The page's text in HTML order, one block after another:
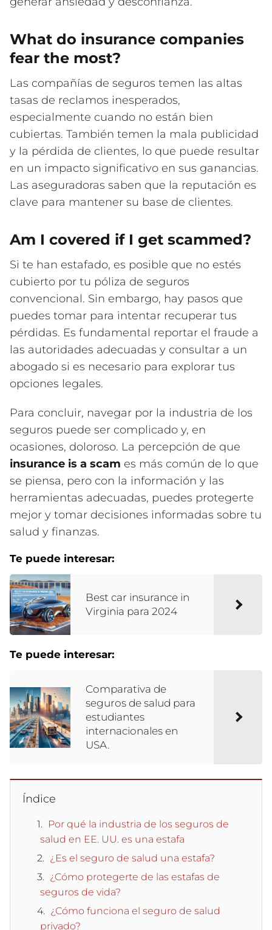
What do insurance companies
fear the most?
Las compañías de seguros temen las altas
tasas de reclamos inesperados,
especialmente cuando no están bien
cubiertas. También temen la mala publicidad
y la pérdida de clientes, lo que puede resultar
en un impacto significativo en sus ganancias.
Las aseguradoras saben que la reputación es
clave para mantener su base de clientes.
Am I covered if I get scammed?
Si te han estafado, es posible que no estés
cubierto por tu póliza de seguros
convencional. Sin embargo, hay pasos que
puedes tomar para intentar recuperar tus
pérdidas. Es fundamental reportar el fraude a
las autoridades adecuadas y consultar a un
abogado si es necesario para explorar tus
opciones legales.
Para concluir, navegar por la industria de los
seguros puede ser complicado y, en
ocasiones, doloroso. La percepción de que
insurance is a scam es más común de lo que
se piensa, pero con la información y las
herramientas adecuadas, puedes protegerte
mejor y tomar decisiones informadas sobre tu
salud y finanzas.
Te puede interesar:
Best car insurance in
Virginia para 2024
Te puede interesar:
Comparativa de
seguros de salud para
estudiantes
internacionales en
USA.
Índice
Por qué la industria de los seguros de
salud en EE. UU. es una estafa
¿Es el seguro de salud una estafa?
¿Cómo protegerte de las estafas de
seguros de vida?
¿Cómo funciona el seguro de salud
privado?